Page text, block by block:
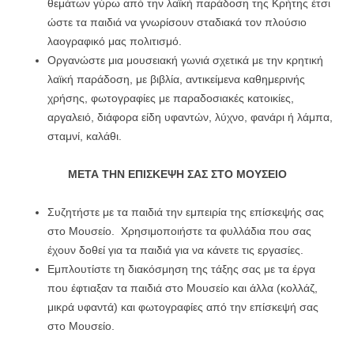
θεμάτων γύρω από την λαϊκή παράδοση της Κρήτης έτσι
ώστε τα παιδιά να γνωρίσουν σταδιακά τον πλούσιο
λαογραφικό μας πολιτισμό.
Οργανώστε μια μουσειακή γωνιά σχετικά με την κρητική
λαϊκή παράδοση, με βιβλία, αντικείμενα καθημερινής
χρήσης, φωτογραφίες με παραδοσιακές κατοικίες,
αργαλειό, διάφορα είδη υφαντών, λύχνο, φανάρι ή λάμπα,
σταμνί, καλάθι.
ΜΕΤΑ ΤΗΝ ΕΠΙΣΚΕΨΗ ΣΑΣ ΣΤΟ ΜΟΥΣΕΙΟ
Συζητήστε με τα παιδιά την εμπειρία της επίσκεψής σας
στο Μουσείο. Χρησιμοποιήστε τα φυλλάδια που σας
έχουν δοθεί για τα παιδιά για να κάνετε τις εργασίες.
Εμπλουτίστε τη διακόσμηση της τάξης σας με τα έργα
που έφτιαξαν τα παιδιά στο Μουσείο και άλλα (κολλάζ,
μικρά υφαντά) και φωτογραφίες από την επίσκεψή σας
στο Μουσείο.